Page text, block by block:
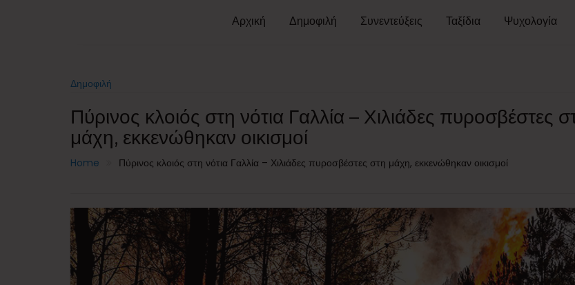
Αρχική Δημοφιλή Συνεντεύξεις Ταξίδια Ψυχολογία
Δημοφιλή
Πύρινος κλοιός στη νότια Γαλλία – Χιλιάδες πυροσβέστες
μάχη, εκκενώθηκαν οικισμοί
Home Πύρινος κλοιός στη νότια Γαλλία – Χιλιάδες πυροσβέστες στη μάχη, εκκενώθηκαν οικισμοί